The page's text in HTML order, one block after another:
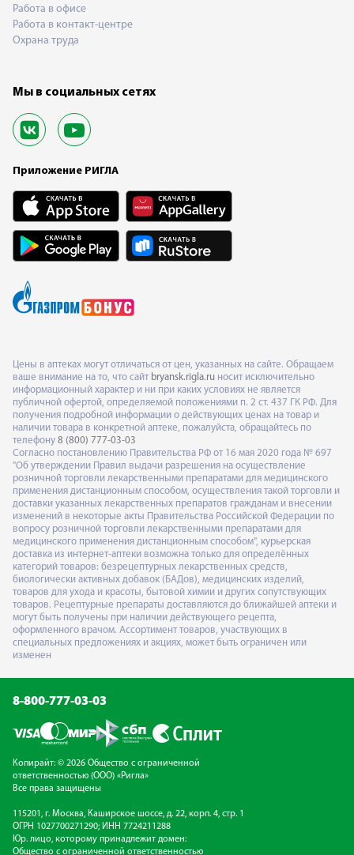
Работа в офисе
Работа в контакт-центре
Охрана труда
Мы в социальных сетях
Приложение РИГЛА
Цены в аптеках могут отличаться от цен, указанных на сайте. Обращаем
ваше внимание на то, что сайт bryansk.rigla.ru носит исключительно
информационный характер и ни при каких условиях не является
публичной офертой, определяемой положениями п. 2 ст. 437 ГК РФ. Для
получения подробной информации о действующих ценах на товар и
наличии товара в конкретной аптеке, пожалуйста, обращайтесь по
телефону 8 (800) 777-03-03
Согласно постановлению Правительства РФ от 16 мая 2020 года № 697
"Об утверждении Правил выдачи разрешения на осуществление
розничной торговли лекарственными препаратами для медицинского
применения дистанционным способом, осуществления такой торговли и
доставки указанных лекарственных препаратов гражданам и внесении
изменений в некоторые акты Правительства Российской Федерации по
вопросу розничной торговли лекарственными препаратами для
медицинского применения дистанционным способом", курьерская
доставка из интернет-аптеки возможна только для определённых
категорий товаров: безрецептурных лекарственных средств,
биологически активных добавок (БАДов), медицинских изделий,
товаров для ухода и красоты, бытовой химии и других сопутствующих
товаров. Рецептурные препараты доставляются до ближайшей аптеки и
могут быть получены при наличии действующего рецепта,
оформленного врачом. Ассортимент товаров, участвующих в
специальных предложениях и акциях, может быть ограничен или
изменен
8-800-777-03-03
Копирайт: © 2026 Общество с ограниченной
ответственностью (ООО) «Ригла»
Все права защищены
115201, г. Москва, Каширское шоссе, д. 22, корп. 4, стр. 1
ОГРН 1027700271290; ИНН 7724211288
Юр. лицо, которому принадлежит домен:
Общество с ограниченной ответственностью